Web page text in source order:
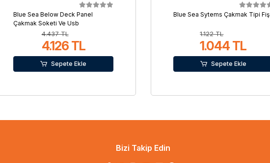
Blue Sea Below Deck Panel
Çakmak Soketi Ve Usb
4.437 TL
4.126 TL
Sepete Ekle
Blue Sea Sytems Çakmak Tipi Fiş
1.122 TL
1.044 TL
Sepete Ekle
Bizi Takip Edin